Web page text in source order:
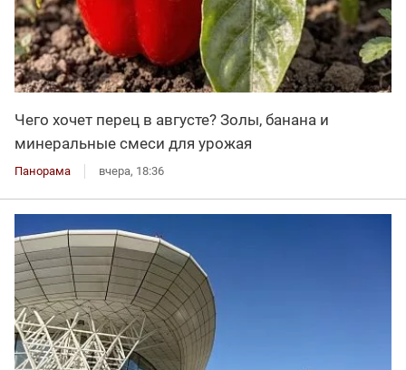
Чего хочет перец в августе? Золы, банана и
минеральные смеси для урожая
Панорама вчера, 18:36